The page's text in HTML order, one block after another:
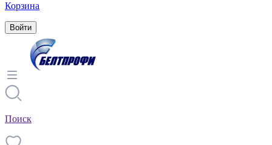
Корзина
Войти
Поиск